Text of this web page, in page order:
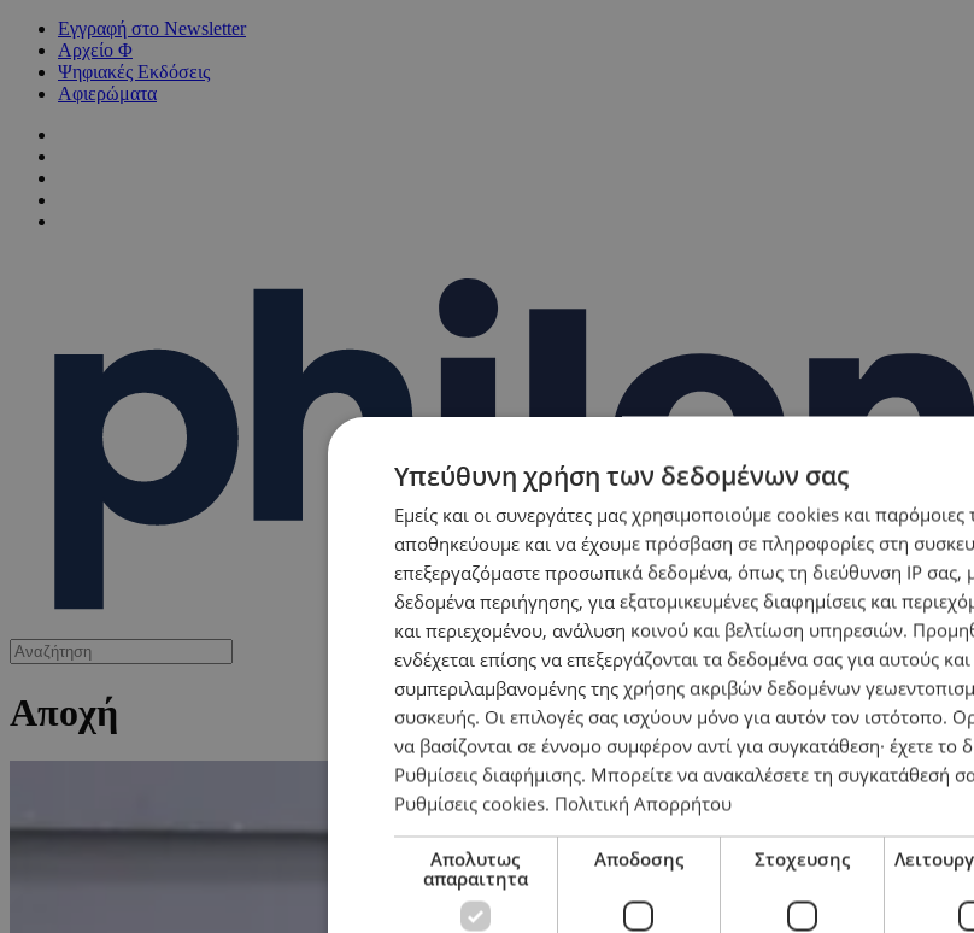
Εγγραφή στο Newsletter
Αρχείο Φ
Ψηφιακές Εκδόσεις
Αφιερώματα
Αποχή
Υπεύθυνη χρήση των δεδομένων σας
Εμείς και οι συνεργάτες μας χρησιμοποιούμε cookies και παρόμοιες
αποθηκεύουμε και να έχουμε πρόσβαση σε πληροφορίες στη
επεξεργαζόμαστε προσωπικά δεδομένα, όπως τη διεύθυνση IP σας,
δεδομένα περιήγησης, για εξατομικευμένες διαφημίσεις και
και περιεχομένου, ανάλυση κοινού και βελτίωση υπηρεσιών.
ενδέχεται επίσης να επεξεργάζονται τα δεδομένα σας για αυτούς
συμπεριλαμβανομένης της χρήσης ακριβών δεδομένων
συσκευής. Οι επιλογές σας ισχύουν μόνο για αυτόν τον ιστότοπο.
να βασίζονται σε έννομο συμφέρον αντί για συγκατάθεση· έχετε το
Ρυθμίσεις διαφήμισης. Μπορείτε να ανακαλέσετε τη συγκατάθεσή
Ρυθμίσεις cookies. Πολιτική Απορρήτου
Απολυτως
απαραιτητα
Αποδοσης Στοχευσης